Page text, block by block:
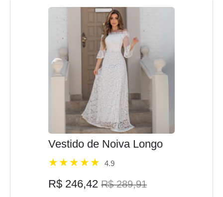
Vestido de Noiva Longo
4.9
R$ 246,42 R$ 289,91